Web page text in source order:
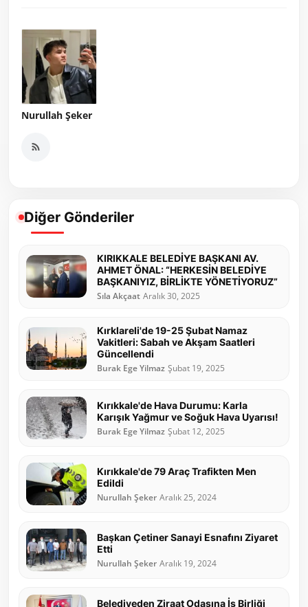
Nurullah Şeker
Diğer Gönderiler
KIRIKKALE BELEDİYE BAŞKANI AV.
AHMET ÖNAL: “HERKESİN BELEDİYE
BAŞKANIYIZ, BİRLİKTE YÖNETİYORUZ”
Sıla Akçaat Aralık 30, 2025
Kırklareli'de 19-25 Şubat Namaz
Vakitleri: Sabah ve Akşam Saatleri
Güncellendi
Burak Ege Yilmaz Şubat 19, 2025
Kırıkkale'de Hava Durumu: Karla
Karışık Yağmur ve Soğuk Hava Uyarısı!
Burak Ege Yilmaz Şubat 12, 2025
Kırıkkale'de 79 Araç Trafikten Men
Edildi
Nurullah Şeker Aralık 25, 2024
Başkan Çetiner Sanayi Esnafını Ziyaret
Etti
Nurullah Şeker Aralık 19, 2024
Belediyeden Ziraat Odasına İş Birliği